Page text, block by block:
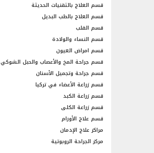
قسم العلاج بالتقنيات الحديثة
قسم العلاج بالطب البديل
قسم القلب
قسم النساء والولادة
قسم امراض العيون
قسم جراحة المخ والأعصاب والحبل الشوكي
قسم جراحة وتجميل الأسنان
قسم زراعة الأعضاء في تركيا
قسم زراعة الكبد
قسم زراعة الكلى
قسم علاج الأورام
مراكز علاج الإدمان
مركز الجراحة الروبوتية